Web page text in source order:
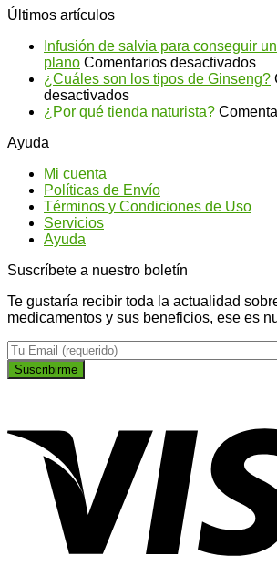
Últimos artículos
Infusión de salvia para conseguir
plano Comentarios desactivadosen
¿Cuáles son los tipos de Ginseng?
desactivadosen
¿Cuáles
Ginseng?
¿Por qué tienda naturista?
Ayuda
Mi cuenta
Políticas de Envío
Términos y Condiciones de Uso
Servicios
Ayuda
Suscríbete a nuestro boletín
Te gustaría recibir toda la actualidad
medicamentos y sus beneficios, ese es